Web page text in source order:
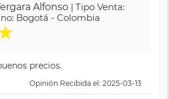
Alfonso | Tipo Venta:
Bogotá - Colombia
precios.
Opinión Recibida el: 2025-03-13